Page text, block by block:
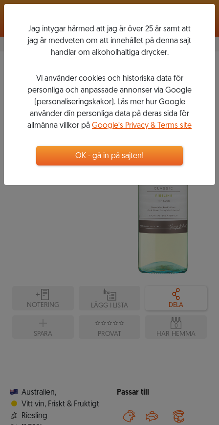
Dry Riesling 2019
JACOB'S
CREEK
kr
Flaska, 750 ml
NOTERING LÄGG I LISTA DELA
SPARA PROVAT
0
HAR HEMMA
Australien,
Vitt vin, Friskt & Fruktigt
Riesling
Passar till
Jag intygar härmed att jag är över 25 år samt att
jag är medveten om att innehållet på denna sajt
handlar om alkoholhaltiga drycker.
Vi använder cookies och historiska data för
personliga och anpassade annonser via Google
(personaliseringskakor). Läs mer hur Google
använder din personliga data på deras sida för
allmänna villkor på Google’s Privacy & Terms site
OK - gå in på sajten!